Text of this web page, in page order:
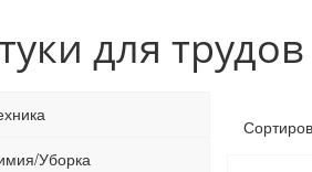
для трудов
Уборка